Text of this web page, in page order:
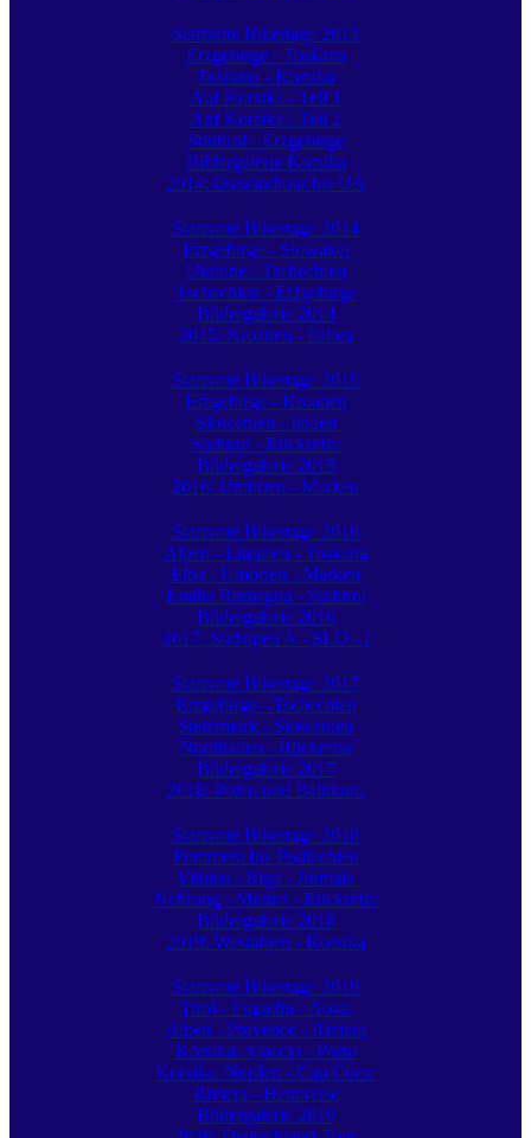
Startseite Bikertage 2013
Erzgebirge - Toskana
Toskana - Korsika
Auf Korsika - Teil 1
Auf Korsika - Teil 2
Südtirol - Erzgebirge
Bildergalerie Korsika
2014: Ostwindtour bis UA
Startseite Bikertage 2014
Erzgebirge - Slowakei
Ukraine - Tschechien
Tschechien - Erzgebirge
Bildergalerie 2014
2015: Kroatien - Italien
Startseite Bikertage 2015
Erzgebirge - Kroatien
Slowenien - Italien
Südtirol - Rückreise
Bildergalerie 2015
2016: Umbrien - Marken
Startseite Bikertage 2016
Alpen - Ligurien - Toskana
Elba - Umbrien - Marken
Emilia Romagna - Südtirol
Bildergalerie 2016
2017: Südalpen A - SLO - I
Startseite Bikertage 2017
Erzgebirge - Tschechien
Steiermark - Slowenien
Norditalien - Rückreise
Bildergalerie 2017
2018: Polen und Baltikum
Startseite Bikertage 2018
Pommern bis Podlachien
Vilnius - Riga - Jürmala
Nehrung - Memel - Rückreise
Bildergalerie 2018
2019: Westalpen - Korsika
Startseite Bikertage 2019
Tirol - Engadin - Aosta
Alpen - Provence - Riviera
Korsika: Ajaccio - Porto
Korsika: Norden - Cap Corse
Riviera - Heimreise
Bildergalerie 2019